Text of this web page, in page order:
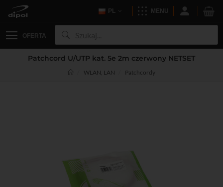
PL MENU
OFERTA
Patchcord U/UTP kat. 5e 2m czerwony NETSET
WLAN, LAN Patchcordy